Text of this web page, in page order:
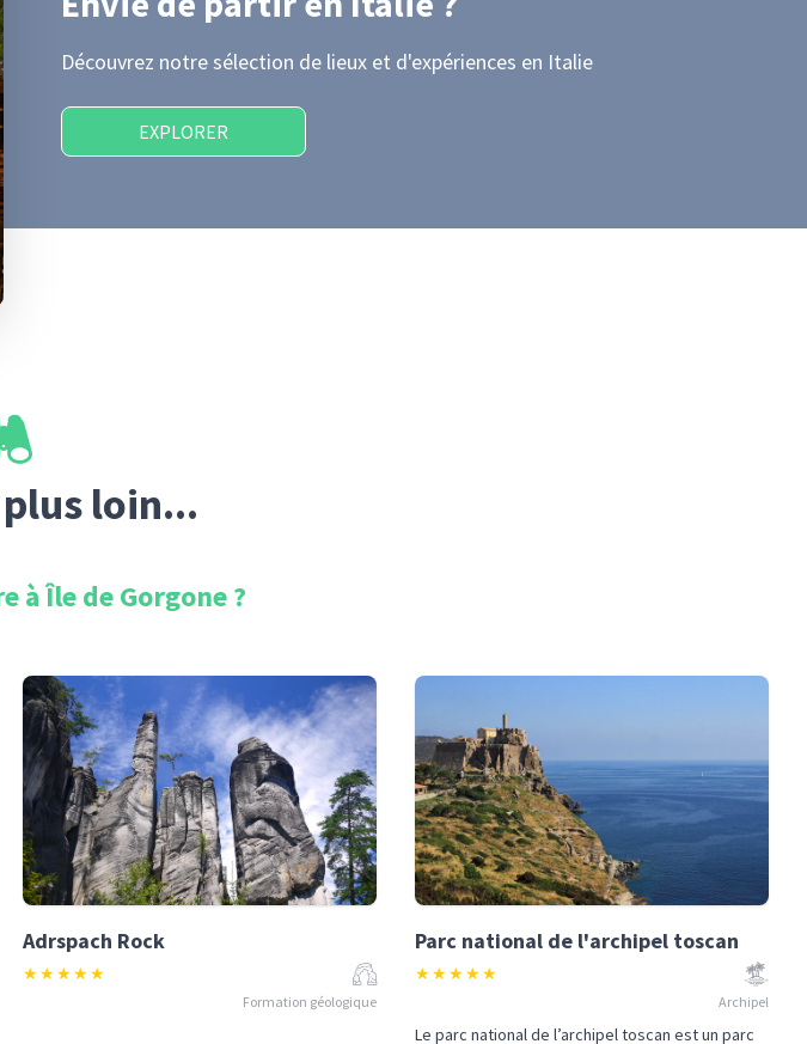
Découvrez notre sélection de lieux et d'expériences en Italie
EXPLORER
loin...
àÎle de Gorgone?
Adrspach Rock
★★★★★
Formation géologique
Parc national de l'archipel toscan
★★★★★
Archipel
Le parc national de l’archipel toscan est un parc